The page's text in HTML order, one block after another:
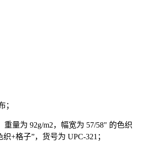
；
重量为 92g/m2，幅宽为 57/58" 的色织
+格子”，货号为 UPC-321；